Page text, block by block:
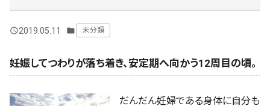
query_builder2019.05.11 folder 未分類
妊娠してつわりが落ち着き、安定期へ向かう12周目の頃。
だんだん妊婦である身体に自分も